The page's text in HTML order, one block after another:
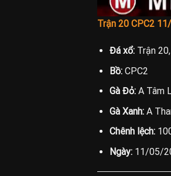
Trận 20 CPC2
Đá xổ:Trận
Bồ:CPC2
Gà Đỏ:A Tâm
Gà Xanh:A
Chênh lệch:
Ngày:11/05/